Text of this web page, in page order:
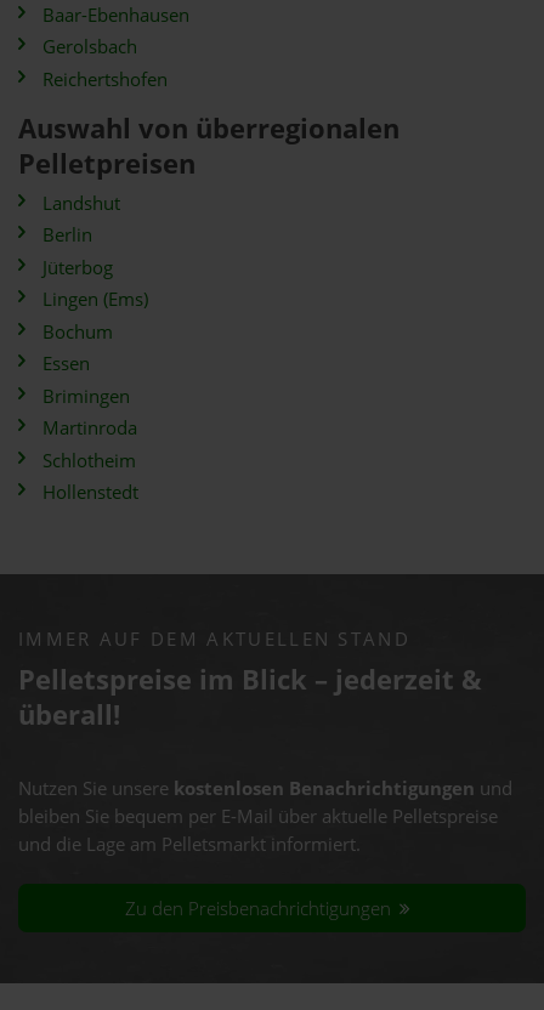
Baar-Ebenhausen
Gerolsbach
Reichertshofen
Auswahl von überregionalen
Pelletpreisen
Landshut
Berlin
Jüterbog
Lingen (Ems)
Bochum
Essen
Brimingen
Martinroda
Schlotheim
Hollenstedt
IMMER AUF DEM AKTUELLEN STAND
Pelletspreise im Blick – jederzeit &
überall!
Nutzen Sie unsere kostenlosen Benachrichtigungen und
bleiben Sie bequem per E-Mail über aktuelle Pelletspreise
und die Lage am Pelletsmarkt informiert.
Zu den Preisbenachrichtigungen